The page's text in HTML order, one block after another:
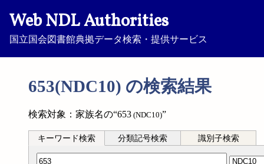
Web NDL Authorities
国立国会図書館典拠データ検索・提供サービス
653(NDC10) の検索結果
検索対象：家族名の“653 (NDC10)”
キーワード検索 分類記号検索 識別子検索
分類記号検索